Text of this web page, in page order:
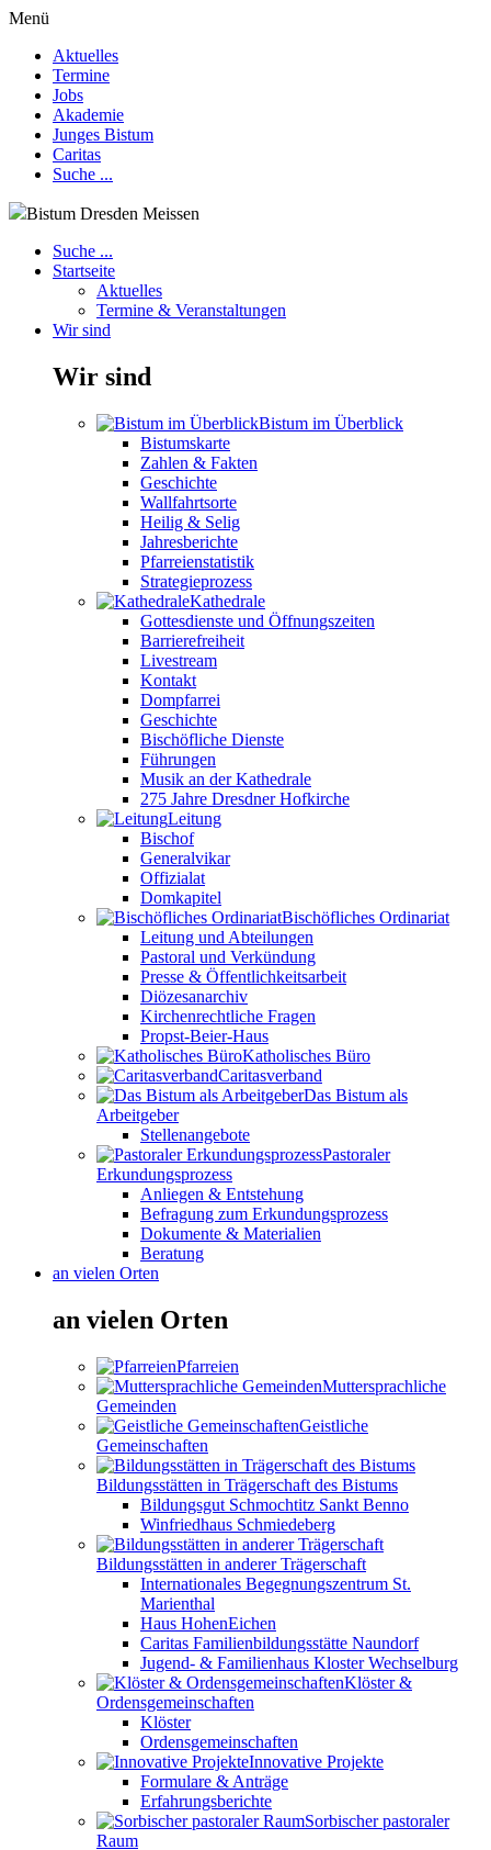
Menü
Aktuelles
Termine
Jobs
Akademie
Junges Bistum
Caritas
Suche ...
Bistum Dresden Meissen
Suche ...
Startseite
Aktuelles
Termine & Veranstaltungen
Wir sind
Wir sind
Bistum im Überblick
Bistumskarte
Zahlen & Fakten
Geschichte
Wallfahrtsorte
Heilig & Selig
Jahresberichte
Pfarreienstatistik
Strategieprozess
Kathedrale
Gottesdienste und Öffnungszeiten
Barrierefreiheit
Livestream
Kontakt
Dompfarrei
Geschichte
Bischöfliche Dienste
Führungen
Musik an der Kathedrale
275 Jahre Dresdner Hofkirche
Leitung
Bischof
Generalvikar
Offizialat
Domkapitel
Bischöfliches Ordinariat
Leitung und Abteilungen
Pastoral und Verkündung
Presse & Öffentlichkeitsarbeit
Diözesanarchiv
Kirchenrechtliche Fragen
Propst-Beier-Haus
Katholisches Büro
Caritasverband
Das Bistum als
Arbeitgeber
Stellenangebote
Pastoraler
Erkundungsprozess
Anliegen & Entstehung
Befragung zum Erkundungsprozess
Dokumente & Materialien
Beratung
an vielen Orten
an vielen Orten
Pfarreien
Muttersprachliche
Gemeinden
Geistliche
Gemeinschaften
Bildungsstätten in Trägerschaft des Bistums
Bildungsgut Schmochtitz Sankt Benno
Winfriedhaus Schmiedeberg
Bildungsstätten in anderer Trägerschaft
Internationales Begegnungszentrum St.
Marienthal
Haus HohenEichen
Caritas Familienbildungsstätte Naundorf
Jugend- & Familienhaus Kloster Wechselburg
Klöster &
Ordensgemeinschaften
Klöster
Ordensgemeinschaften
Innovative Projekte
Formulare & Anträge
Erfahrungsberichte
Sorbischer pastoraler
Raum